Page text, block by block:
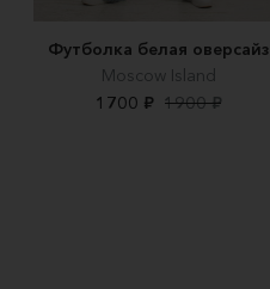
Футболка белая оверсайз
Moscow Island
1700 ₽ 1900 ₽